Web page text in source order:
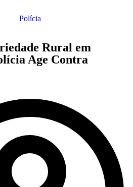
Polícia
Rural em
Age Contra